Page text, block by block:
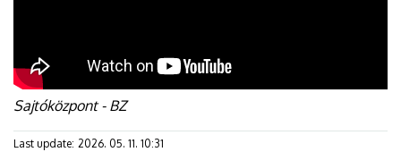
Sajtóközpont - BZ
Last update: 2026. 05. 11. 10:31